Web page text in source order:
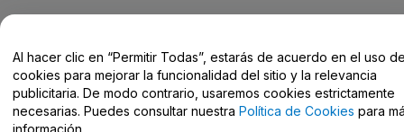
Centro de Ayuda / Contacto
Al hacer clic en “Permitir Todas”, estarás de acuerdo en el uso
cookies para mejorar la funcionalidad del sitio y la relevancia
publicitaria. De modo contrario, usaremos cookies estrictamente
necesarias. Puedes consultar nuestra Política de Cookies para
información.